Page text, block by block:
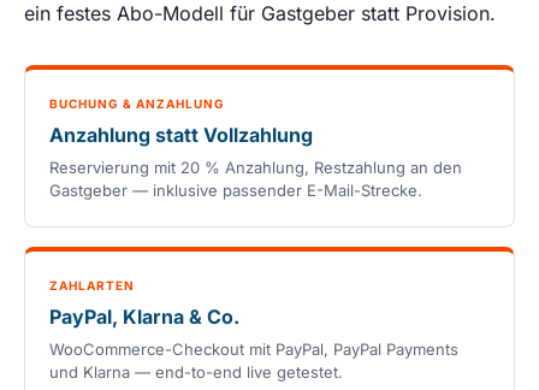
ein festes Abo-Modell für Gastgeber statt Provision.
BUCHUNG & ANZAHLUNG
Anzahlung statt Vollzahlung
Reservierung mit 20 % Anzahlung, Restzahlung an den
Gastgeber — inklusive passender E-Mail-Strecke.
ZAHLARTEN
PayPal, Klarna & Co.
WooCommerce-Checkout mit PayPal, PayPal Payments
und Klarna — end-to-end live getestet.